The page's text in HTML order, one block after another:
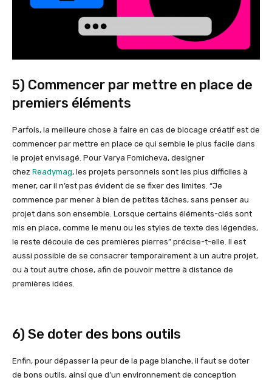
5) Commencer par mettre en place de
premiers éléments
Parfois, la meilleure chose à faire en cas de blocage créatif est de
commencer par mettre en place ce qui semble le plus facile dans
le projet envisagé. Pour Varya Fomicheva, designer
chez Readymag, les projets personnels sont les plus difficiles à
mener, car il n’est pas évident de se fixer des limites. “Je
commence par mener à bien de petites tâches, sans penser au
projet dans son ensemble. Lorsque certains éléments-clés sont
mis en place, comme le menu ou les styles de texte des légendes,
le reste découle de ces premières pierres” précise-t-elle. Il est
aussi possible de se consacrer temporairement à un autre projet,
ou à tout autre chose, afin de pouvoir mettre à distance de
premières idées.
6) Se doter des bons outils
Enfin, pour dépasser la peur de la page blanche, il faut se doter
de bons outils, ainsi que d’un environnement de conception